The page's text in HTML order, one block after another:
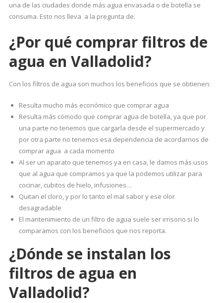
una de las ciudades donde más agua envasada o de botella se
consuma. Esto nos lleva a la pregunta de:
¿Por qué comprar filtros de
agua en Valladolid?
Con los filtros de agua son muchos los beneficios que se obtienen:
Resulta mucho más económico que comprar agua
Resulta más cómodo que comprar agua de botella, ya que por
una parte no tenemos que cargarla desde el supermercado y
por otra parte no tenemos esa dependencia de acordarnos de
comprar agua a cada momento
Al ser un aparato que tenemos ya en casa, le damos más usos
que al agua que compramos ya que la podemos utilizar para
cocinar, cubitos de hielo, infusiones…
Quitan el cloro, y por lo tanto el mal sabor y ese olor
desagradable
El mantenimiento de un filtro de agua suele ser irrisorio si lo
comparamos con los beneficios que nos reporta.
¿Dónde se instalan los
filtros de agua en
Valladolid?